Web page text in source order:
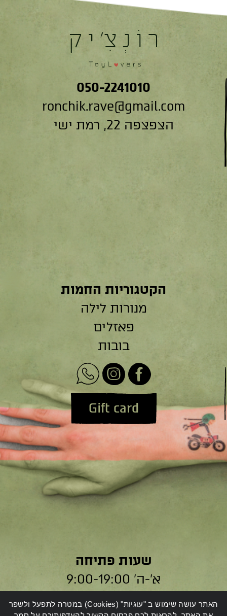
050-2241010
ronchik.rave@gmail.com
הצפצפה 22, רמת ישי
הקטגוריות החמות
מנורות לילה
פאזלים
בובות
Gift card
שעות פתיחה
א׳-ה׳ 9:00-19:00
ו׳ 9:00-14:00
האתר עושה שימוש ב "עוגיות" (Cookies) במטרה לתפעל ולשפר